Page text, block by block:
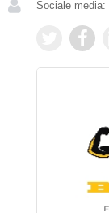
Sociale media: